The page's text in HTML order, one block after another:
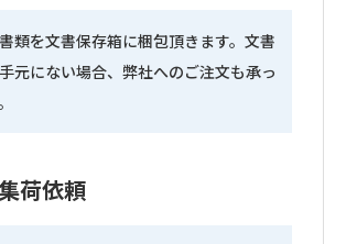
類を文書保存箱に梱包頂きます。文書
元にない場合、弊社へのご注文も承っ
荷依頼